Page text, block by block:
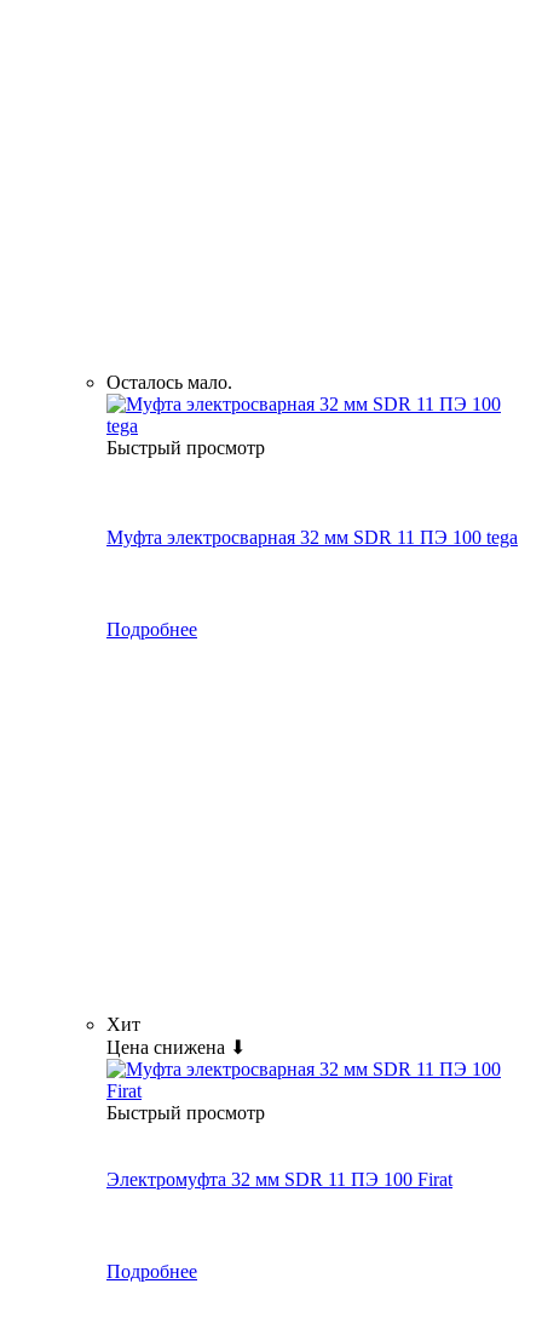
Осталось мало.
Быстрый просмотр
Муфта электросварная 32 мм SDR 11 ПЭ 100 tega
Подробнее
Хит
Цена снижена ⬇
Быстрый просмотр
Электромуфта 32 мм SDR 11 ПЭ 100 Firat
Подробнее